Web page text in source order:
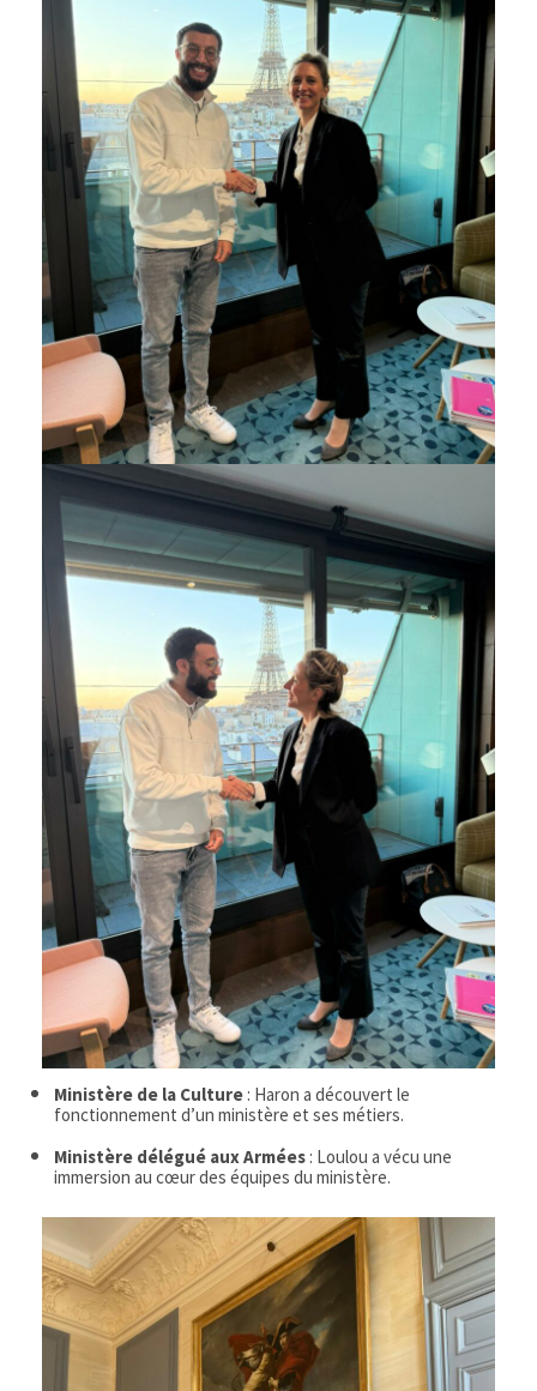
Ministère de la Culture : Haron a découvert le
fonctionnement d’un ministère et ses métiers.
Ministère délégué aux Armées : Loulou a vécu une
immersion au cœur des équipes du ministère.